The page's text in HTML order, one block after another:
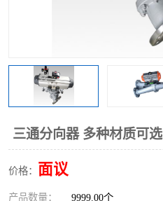
三通分向器 多种材质可选
价格： 面议
产品数量： 9999.00个